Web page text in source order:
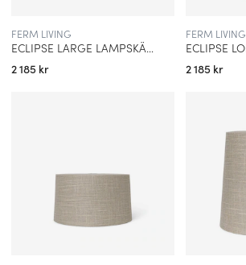
FERM LIVING
ECLIPSE LARGE LAMPSKÄRM NATUR
2 185 kr
FERM LIVING
2 185 kr